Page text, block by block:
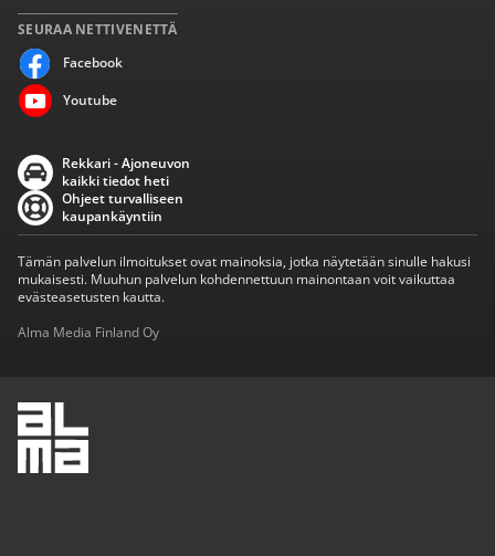
SEURAA NETTIVENETTÄ
Facebook
Youtube
Rekkari - Ajoneuvon
kaikki tiedot heti
Ohjeet turvalliseen
kaupankäyntiin
Tämän palvelun ilmoitukset ovat mainoksia, jotka näytetään sinulle hakusi
mukaisesti. Muuhun palvelun kohdennettuun mainontaan voit vaikuttaa
evästeasetusten kautta.
Alma Media Finland Oy